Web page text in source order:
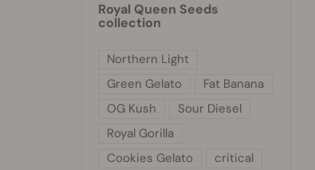
Royal Queen Seeds
collection
Northern Light
Green Gelato
Fat Banana
OG Kush
Sour Diesel
Royal Gorilla
Cookies Gelato
critical